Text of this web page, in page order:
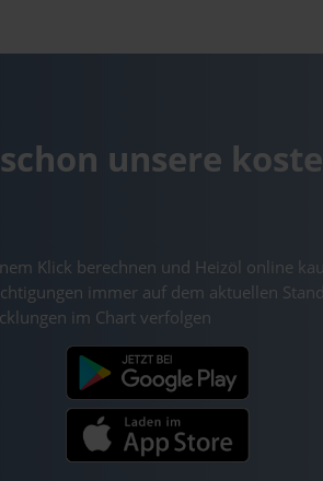
unsere
Klick berechnen und Heizöl online
immer auf dem aktuellen Stand
im Chart verfolgen